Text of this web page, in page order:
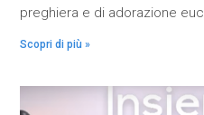
preghiera e di adorazione
Scopri di più »